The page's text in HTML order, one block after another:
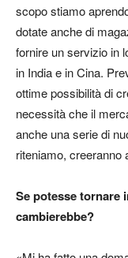
scopo stiamo
dotate anche di
fornire un servizio in
in India e in Cina.
ottime possibilità di
necessità che il
anche una serie di
riteniamo, creeranno
Se potesse tornare
cambierebbe?